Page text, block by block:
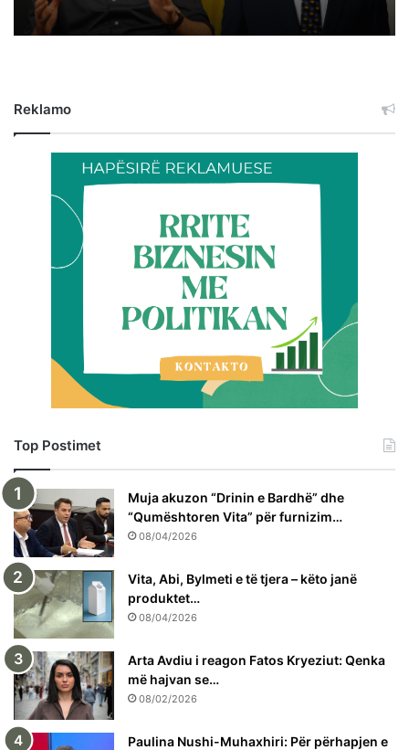
Reklamo
Top Postimet
Muja akuzon “Drinin e Bardhë” dhe
“Qumështoren Vita” për furnizim…
08/04/2026
Vita, Abi, Bylmeti e të tjera – këto janë
produktet…
08/04/2026
Arta Avdiu i reagon Fatos Kryeziut: Qenka
më hajvan se…
08/02/2026
Paulina Nushi-Muhaxhiri: Për përhapjen e